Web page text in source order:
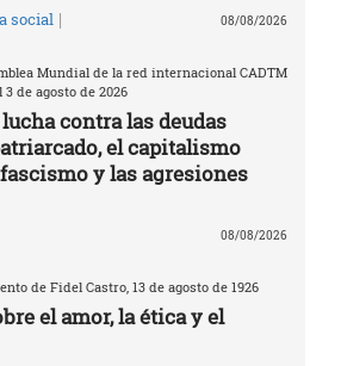
social | 08/08/2026
Mundial de la red internacional CADTM
de agosto de 2026
contra las deudas
el capitalismo
y las agresiones
08/08/2026
de Fidel Castro, 13 de agosto de 1926
el amor, la ética y el